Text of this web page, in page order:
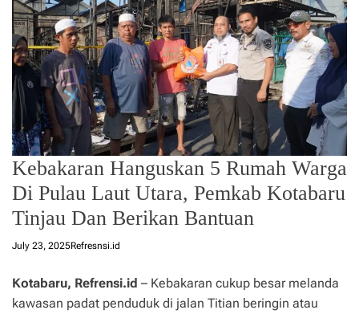
Kebakaran Hanguskan 5 Rumah Warga
Di Pulau Laut Utara, Pemkab Kotabaru
Tinjau Dan Berikan Bantuan
July 23, 2025Refresnsi.id
Kotabaru, Refrensi.id – Kebakaran cukup besar melanda
kawasan padat penduduk di jalan Titian beringin atau